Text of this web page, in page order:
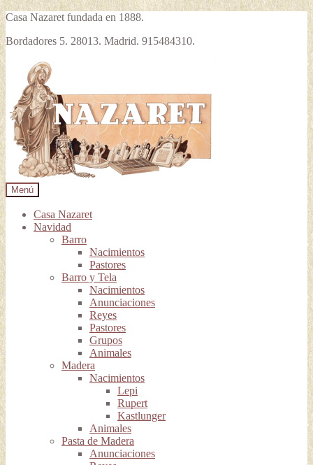
Casa Nazaret fundada en 1888.
Bordadores 5. 28013. Madrid. 915484310.
la
navegación
contenido
Menú
Casa Nazaret
Navidad
Barro
Nacimientos
Pastores
Barro y Tela
Nacimientos
Anunciaciones
Reyes
Pastores
Grupos
Animales
Madera
Nacimientos
Lepi
Rupert
Kastlunger
Animales
Pasta de Madera
Anunciaciones